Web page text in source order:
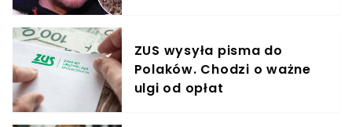
ZUS wysyła pisma do
Polaków. Chodzi o ważne
ulgi od opłat